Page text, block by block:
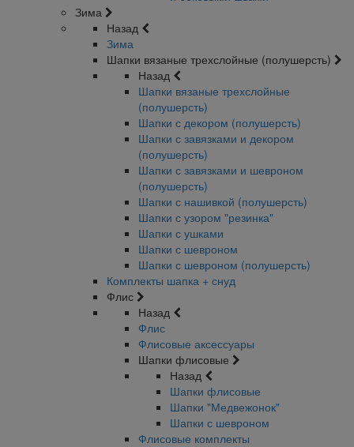
Зима
Назад
Зима
Шапки вязаные трехслойные (полушерсть)
Назад
Шапки вязаные трехслойные
(полушерсть)
Шапки с декором (полушерсть)
Шапки с завязками и декором
(полушерсть)
Шапки с завязками и шевроном
(полушерсть)
Шапки с нашивкой (полушерсть)
Шапки с узором "резинка"
Шапки с ушками
Шапки с шевроном
Шапки с шевроном (полушерсть)
Комплекты шапка + снуд
Флис
Назад
Флис
Флисовые аксессуары
Шапки флисовые
Назад
Шапки флисовые
Шапки "Медвежонок"
Шапки с шевроном
Флисовые комплекты